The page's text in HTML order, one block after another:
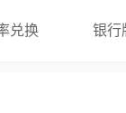
兑换 银行